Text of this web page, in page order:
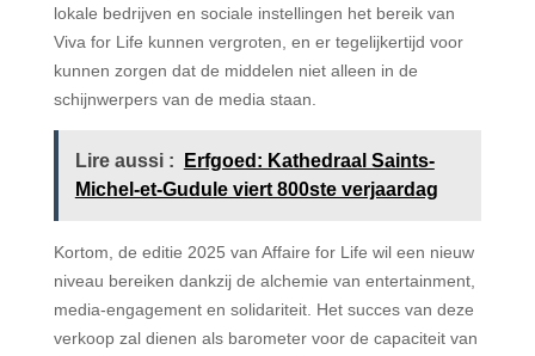
lokale bedrijven en sociale instellingen het bereik van
Viva for Life kunnen vergroten, en er tegelijkertijd voor
kunnen zorgen dat de middelen niet alleen in de
schijnwerpers van de media staan.
Lire aussi :
Erfgoed: Kathedraal Saints-
Michel-et-Gudule viert 800ste verjaardag
Kortom, de editie 2025 van Affaire for Life wil een nieuw
niveau bereiken dankzij de alchemie van entertainment,
media-engagement en solidariteit. Het succes van deze
verkoop zal dienen als barometer voor de capaciteit van